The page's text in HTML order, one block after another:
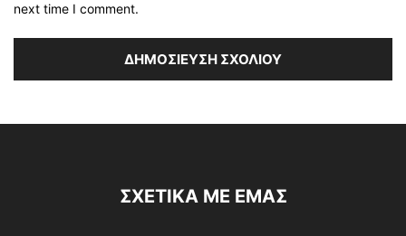
next time I comment.
ΣΧΕΤΙΚΆ ΜΕ ΕΜΆΣ